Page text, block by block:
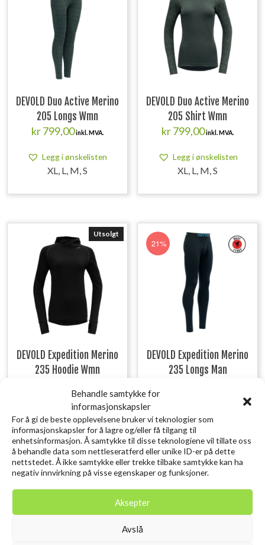
Behandle samtykke for
informasjonskapsler
For å gi de beste opplevelsene bruker vi teknologier som
informasjonskapsler for å lagre og/eller få tilgang til
enhetsinformasjon. Å samtykke til disse teknologiene vil tillate oss
å behandle data som nettleseratferd eller unike ID-er på dette
nettstedet. Å ikke samtykke eller trekke tilbake samtykke kan ha
negativ innvirkning på visse egenskaper og funksjoner.
Aksepter
Avslå
DEVOLD Duo Active Merino
205 Longs Wmn
kr799,00inkl. MVA.
Legg i ønskelisten
XL, L, M, S
DEVOLD Duo Active Merino
205 Shirt Wmn
kr799,00inkl. MVA.
Legg i ønskelisten
XL, L, M, S
Utsolgt
DEVOLD Expedition Merino
235 Hoodie Wmn
Legg i ønskelisten
XL, L, M, S
21%
DEVOLD Expedition Merino
235 Longs Man
Legg i ønskelisten
XL, XXL, L, M, S